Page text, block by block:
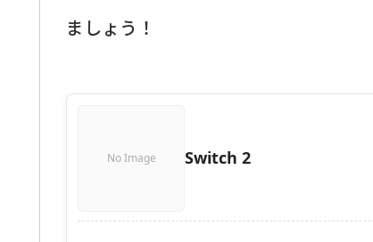
ましょう！
No Image Switch 2